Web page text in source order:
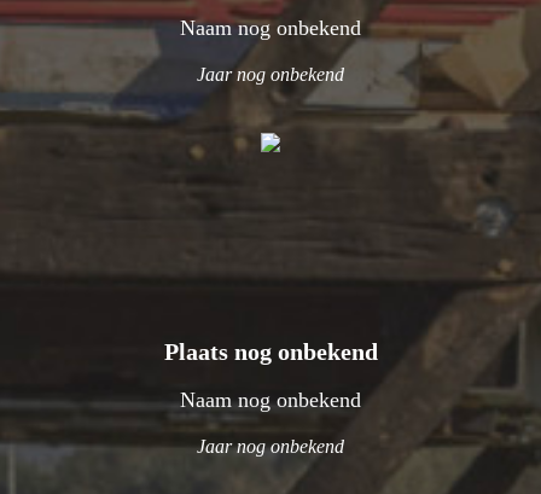
Naam nog onbekend
Jaar nog onbekend
Plaats nog onbekend
Naam nog onbekend
Jaar nog onbekend